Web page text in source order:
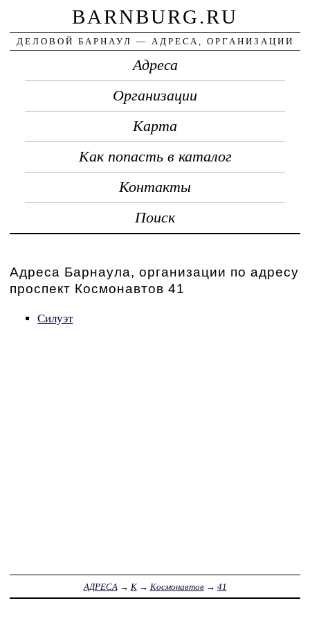
BARNBURG.RU
ДЕЛОВОЙ БАРНАУЛ — АДРЕСА, ОРГАНИЗАЦИИ
Адреса
Организации
Карта
Как попасть в каталог
Контакты
Поиск
Адреса Барнаула, организации по адресу
проспект Космонавтов 41
Силуэт
АДРЕСА → К→ Космонавтов→ 41